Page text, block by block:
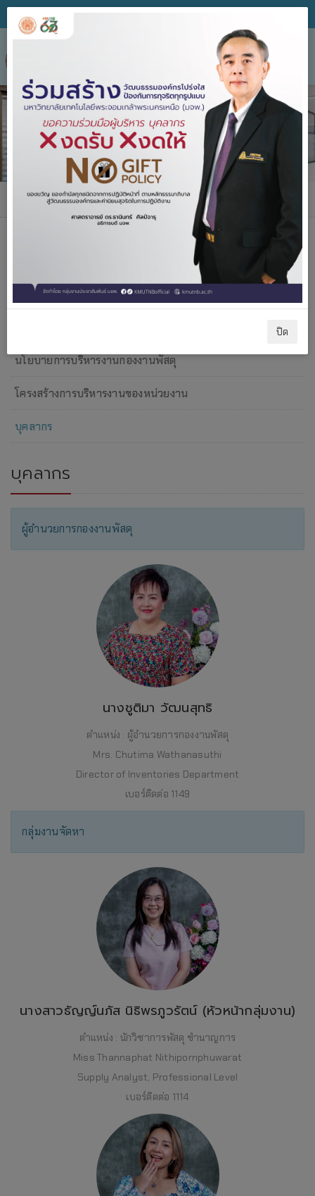
เกี่ยวกับเรา
ประวัติความเป็นมา
นโยบายการบริหารงานกองงานพัสดุ
โครงสร้างการบริหารงานของหน่วยงาน
บุคลากร
บุคลากร
ผู้อำนวยการกองงานพัสดุ
นางชูติมา วัฒนสุทธิ
ตำแหน่ง : ผู้อำนวยการกองงานพัสดุ
Mrs. Chutima Wathanasuthi
Director of Inventories Department
เบอร์ติดต่อ 1149
กลุ่มงานจัดหา
นางสาวธัญญ์นภัส นิธิพรภูวรัตน์ (หัวหน้ากลุ่มงาน)
ตำแหน่ง : นักวิชาการพัสดุ ชำนาญการ
Miss Thannaphat Nithipornphuwarat
Supply Analyst, Professional Level
เบอร์ติดต่อ 1114
ปิด